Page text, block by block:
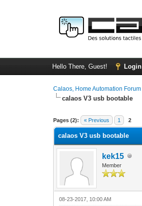
Hello There, Guest! Login
Calaos, Home Automation Forum
calaos V3 usb bootable
Pages (2): « Previous 1 2
0 Vote(s) - 0 Average
1
2
3
4
5
calaos V3 usb bootable
kek15
Member
08-23-2017, 10:00 AM